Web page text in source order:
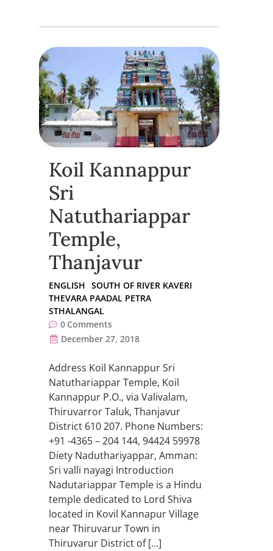
Koil Kannappur
Sri
Natuthariappar
Temple,
Thanjavur
ENGLISH SOUTH OF RIVER KAVERI
THEVARA PAADAL PETRA
STHALANGAL
0 Comments
December 27, 2018
Address Koil Kannappur Sri
Natuthariappar Temple, Koil
Kannappur P.O., via Valivalam,
Thiruvarror Taluk, Thanjavur
District 610 207. Phone Numbers:
+91 -4365 – 204 144, 94424 59978
Diety Naduthariyappar, Amman:
Sri valli nayagi Introduction
Nadutariappar Temple is a Hindu
temple dedicated to Lord Shiva
located in Kovil Kannapur Village
near Thiruvarur Town in
Thiruvarur District of […]